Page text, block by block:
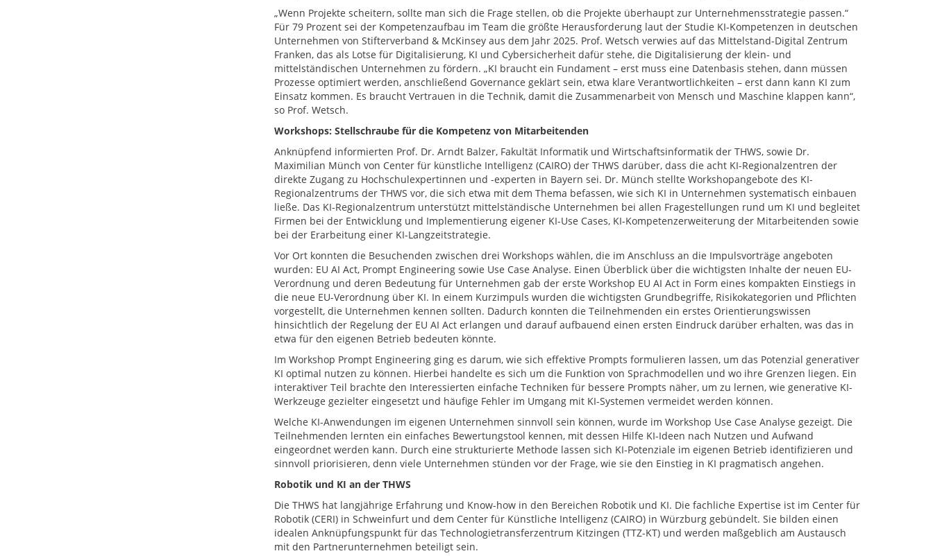
„Wenn Projekte scheitern, sollte man sich die Frage stellen, ob die Projekte überhaupt zur Unternehmensstrategie passen.“
Für 79 Prozent sei der Kompetenzaufbau im Team die größte Herausforderung laut der Studie KI-Kompetenzen in deutschen
Unternehmen von Stifterverband & McKinsey aus dem Jahr 2025. Prof. Wetsch verwies auf das Mittelstand-Digital Zentrum
Franken, das als Lotse für Digitalisierung, KI und Cybersicherheit dafür stehe, die Digitalisierung der klein- und
mittelständischen Unternehmen zu fördern. „KI braucht ein Fundament – erst muss eine Datenbasis stehen, dann müssen
Prozesse optimiert werden, anschließend Governance geklärt sein, etwa klare Verantwortlichkeiten – erst dann kann KI zum
Einsatz kommen. Es braucht Vertrauen in die Technik, damit die Zusammenarbeit von Mensch und Maschine klappen kann“,
so Prof. Wetsch.
Workshops: Stellschraube für die Kompetenz von Mitarbeitenden
Anknüpfend informierten Prof. Dr. Arndt Balzer, Fakultät Informatik und Wirtschaftsinformatik der THWS, sowie Dr.
Maximilian Münch von Center für künstliche Intelligenz (CAIRO) der THWS darüber, dass die acht KI-Regionalzentren der
direkte Zugang zu Hochschulexpertinnen und -experten in Bayern sei. Dr. Münch stellte Workshopangebote des KI-
Regionalzentrums der THWS vor, die sich etwa mit dem Thema befassen, wie sich KI in Unternehmen systematisch einbauen
ließe. Das KI-Regionalzentrum unterstützt mittelständische Unternehmen bei allen Fragestellungen rund um KI und begleitet
Firmen bei der Entwicklung und Implementierung eigener KI-Use Cases, KI-Kompetenzerweiterung der Mitarbeitenden sowie
bei der Erarbeitung einer KI-Langzeitstrategie.
Vor Ort konnten die Besuchenden zwischen drei Workshops wählen, die im Anschluss an die Impulsvorträge angeboten
wurden: EU AI Act, Prompt Engineering sowie Use Case Analyse. Einen Überblick über die wichtigsten Inhalte der neuen EU-
Verordnung und deren Bedeutung für Unternehmen gab der erste Workshop EU AI Act in Form eines kompakten Einstiegs in
die neue EU-Verordnung über KI. In einem Kurzimpuls wurden die wichtigsten Grundbegriffe, Risikokategorien und Pflichten
vorgestellt, die Unternehmen kennen sollten. Dadurch konnten die Teilnehmenden ein erstes Orientierungswissen
hinsichtlich der Regelung der EU AI Act erlangen und darauf aufbauend einen ersten Eindruck darüber erhalten, was das in
etwa für den eigenen Betrieb bedeuten könnte.
Im Workshop Prompt Engineering ging es darum, wie sich effektive Prompts formulieren lassen, um das Potenzial generativer
KI optimal nutzen zu können. Hierbei handelte es sich um die Funktion von Sprachmodellen und wo ihre Grenzen liegen. Ein
interaktiver Teil brachte den Interessierten einfache Techniken für bessere Prompts näher, um zu lernen, wie generative KI-
Werkzeuge gezielter eingesetzt und häufige Fehler im Umgang mit KI-Systemen vermeidet werden können.
Welche KI-Anwendungen im eigenen Unternehmen sinnvoll sein können, wurde im Workshop Use Case Analyse gezeigt. Die
Teilnehmenden lernten ein einfaches Bewertungstool kennen, mit dessen Hilfe KI-Ideen nach Nutzen und Aufwand
eingeordnet werden kann. Durch eine strukturierte Methode lassen sich KI-Potenziale im eigenen Betrieb identifizieren und
sinnvoll priorisieren, denn viele Unternehmen stünden vor der Frage, wie sie den Einstieg in KI pragmatisch angehen.
Robotik und KI an der THWS
Die THWS hat langjährige Erfahrung und Know-how in den Bereichen Robotik und KI. Die fachliche Expertise ist im Center für
Robotik (CERI) in Schweinfurt und dem Center für Künstliche Intelligenz (CAIRO) in Würzburg gebündelt. Sie bilden einen
idealen Anknüpfungspunkt für das Technologietransferzentrum Kitzingen (TTZ-KT) und werden maßgeblich am Austausch
mit den Partnerunternehmen beteiligt sein.